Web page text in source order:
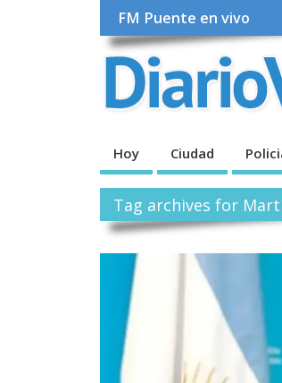
FM Puente en vivo
Hoy Ciudad
Tag archives for